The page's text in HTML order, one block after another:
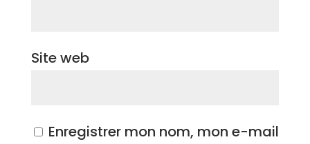
Site web
Enregistrer mon nom, mon e-mail